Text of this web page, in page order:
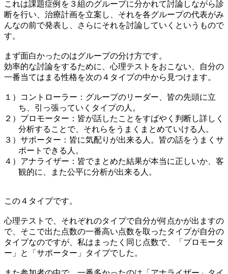
これは課題症例を３組のグループに分かれて討論しながら診
断を行い、治療計画を立案し、それを各グループの代表がみ
んなの前で発表し、さらにそれを討論していくというもので
す。
まず面白かったのはグループの分け方です。
効率的な討論をするために、心理テストをおこない、自分の
一番当てはまる性格を次の４タイプの中から見つけます。
１）
コントローラー：グループのリーダー、皆の先頭に立
ち、引っ張っていくタイプの人。
２） プロモーター：皆が話したことをすばやく判断し詳しく
分析することで、それらをうまくまとめていける人。
３） サポーター：皆に気配りが出来る人。皆の話をうまくサ
ポートできる人。
４） アナライザー：皆でまとめた結果が本当に正しいか、客
観的に、また公平に分析が出来る人。
この４タイプです。
心理テストで、それぞれのタイプで自分が何点かが出ますの
で、そこで出た点数の一番高い点数を取ったタイプが自分の
タイプなのですが、私はまったく同じ点数で、「プロモータ
ー」と「サポーター」タイプでした。